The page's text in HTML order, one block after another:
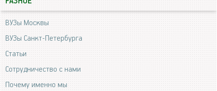
ВУЗы Москвы
ВУЗы Санкт-Петербурга
Статьи
Сотрудничество с нами
Почему именно мы